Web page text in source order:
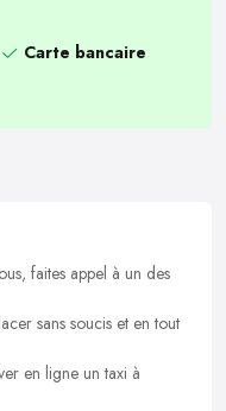
Carte bancaire
faites appel à un des
sans soucis et en tout
en ligne un taxi à